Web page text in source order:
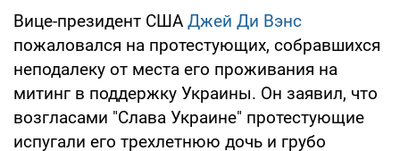
Вице-президент США Джей Ди Вэнс
пожаловался на протестующих, собравшихся
неподалеку от места его проживания на
митинг в поддержку Украины. Он заявил, что
возгласами "Слава Украине" протестующие
испугали его трехлетнюю дочь и грубо